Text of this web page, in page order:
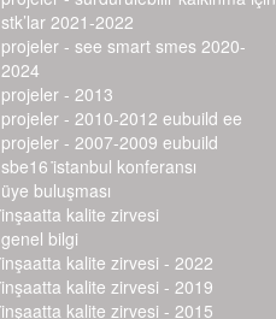
stk’lar 2021-2022
projeler - see smart smes 2020-
2024
projeler - 2013
projeler - 2010-2012 eubuild ee
projeler - 2007-2009 eubuild
sbe16 i̇stanbul konferansı
üye buluşması
i̇nşaatta kalite zirvesi
genel bilgi
i̇nşaatta kalite zirvesi - 2022
i̇nşaatta kalite zirvesi - 2019
i̇nşaatta kalite zirvesi - 2015